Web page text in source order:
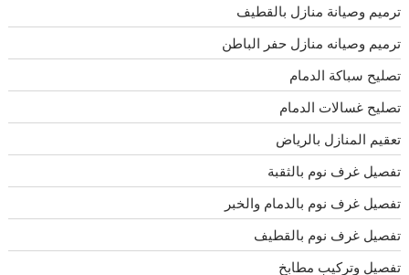
ترميم وصيانة منازل بالقطيف
ترميم وصيانه منازل حفر الباطن
تصليح سباكة الدمام
تصليح غسالات الدمام
تعقيم المنازل بالرياض
تفصيل غرف نوم بالثقبة
تفصيل غرف نوم بالدمام والخبر
تفصيل غرف نوم بالقطيف
تفصيل وتركيب مطابخ